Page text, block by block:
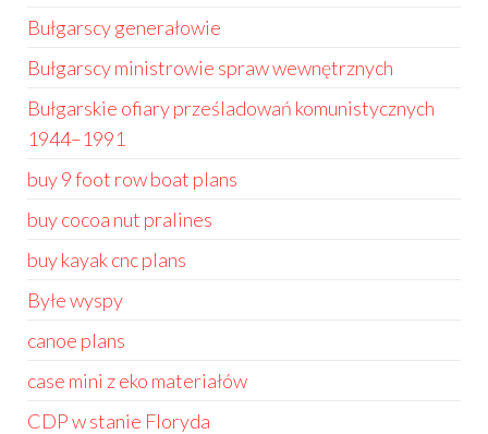
Bułgarscy generałowie
Bułgarscy ministrowie spraw wewnętrznych
Bułgarskie ofiary prześladowań komunistycznych
1944–1991
buy 9 foot row boat plans
buy cocoa nut pralines
buy kayak cnc plans
Byłe wyspy
canoe plans
case mini z eko materiałów
CDP w stanie Floryda